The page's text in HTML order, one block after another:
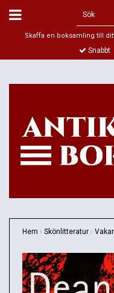
Skaffa en boksamling till
Snabbt
Hem › Skönlitteratur ›